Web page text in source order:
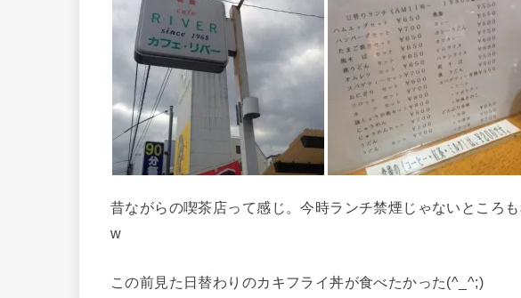
昔ながらの喫茶店って感じ。今時ランチ禁煙じゃないところ
w
この前見た日替わりのカキフライ丼が食べたかった(^_^;)